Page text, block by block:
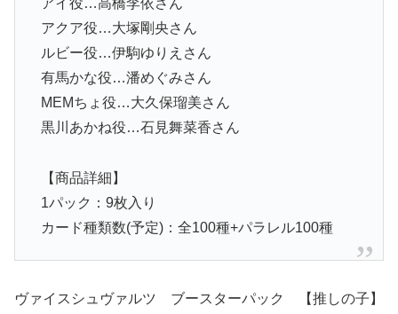
アクア役…大塚剛央さん
ルビー役…伊駒ゆりえさん
有馬かな役…潘めぐみさん
MEMちょ役…大久保瑠美さん
黒川あかね役…石見舞菜香さん
【商品詳細】
1パック：9枚入り
カード種類数(予定)：全100種+パラレル100種
ヴァイスシュヴァルツ ブースターパック 【推しの子】